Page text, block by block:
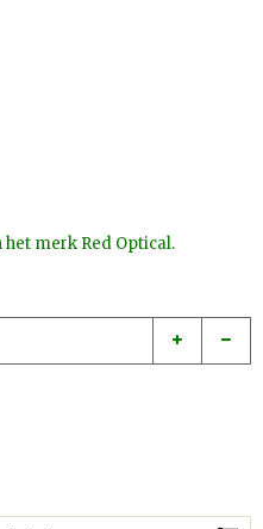
het merk Red Optical.